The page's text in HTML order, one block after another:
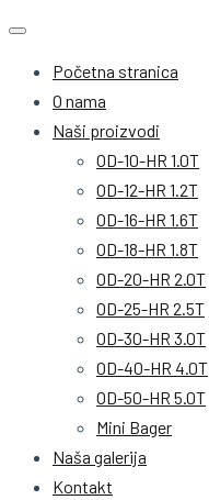
Početna stranica
O nama
Naši proizvodi
OD-10-HR 1.0T
OD-12-HR 1.2T
OD-16-HR 1.6T
OD-18-HR 1.8T
OD-20-HR 2.0T
OD-25-HR 2.5T
OD-30-HR 3.0T
OD-40-HR 4.0T
OD-50-HR 5.0T
Mini Bager
Naša galerija
Kontakt